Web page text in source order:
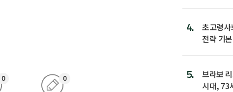
0 0
4.
초고령사
전략 기
5.
브라보
시대, 73